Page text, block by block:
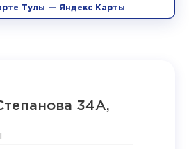
Тулы — Яндекс Карты
34А,